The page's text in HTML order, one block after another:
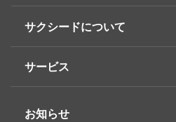
サクシードについて
サービス
お知らせ